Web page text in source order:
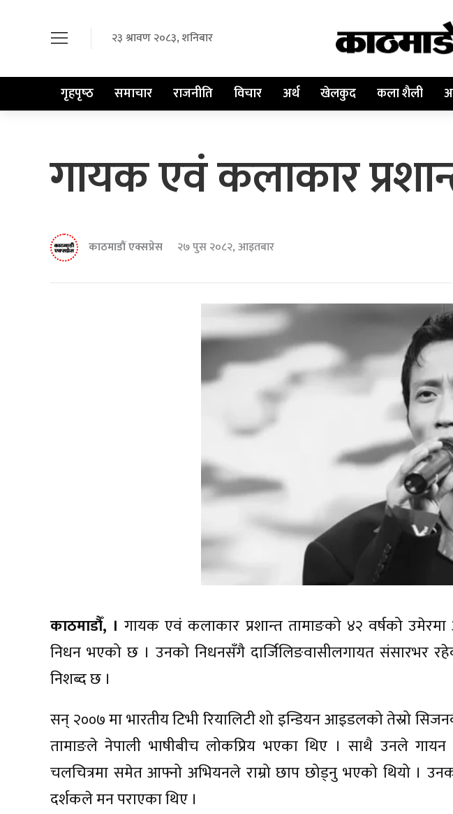
२३ श्रावण २०८३, शनिबार
गृहपृष्‍ठ समाचार राजनीति विचार अर्थ खेलकुद कला शैली
गायक एवं कलाकार
काठमाडौं एक्सप्रेस २७ पुस २०८२, आइतबार
काठमाडौँ, । गायक एवं कलाकार प्रशान्त तामाङको ४२ वर्षको
निधन भएको छ । उनको निधनसँगै दार्जिलिङवासीलगायत संसारभर
निशब्द छ ।
सन् २००७ मा भारतीय टिभी रियालिटी शो इन्डियन आइडलको तेस्रो
तामाङले नेपाली भाषीबीच लोकप्रिय भएका थिए । साथै उनले गायन
चलचित्रमा समेत आफ्नो अभियनले राम्रो छाप छोड्नु भएको थियो ।
दर्शकले मन पराएका थिए ।